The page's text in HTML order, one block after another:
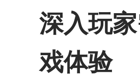
深入玩
戏体验